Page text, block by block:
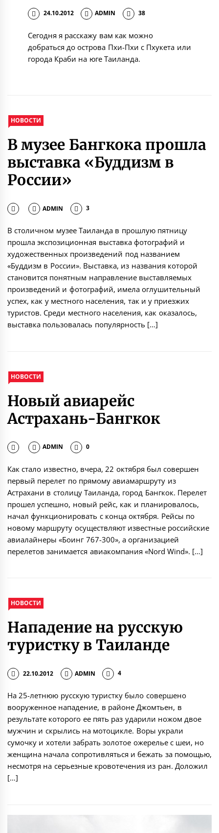
24.10.2012 ADMIN 38
Сегодня я расскажу вам как можно
добраться до острова Пхи-Пхи с Пхукета или
города Краби на юге Таиланда.
НОВОСТИ
В музее Бангкока прошла
выставка «Буддизм в
России»
ADMIN 3
В столичном музее Таиланда в прошлую пятницу
прошла экспозиционная выставка фотографий и
художественных произведений под названием
«Буддизм в России». Выставка, из названия которой
становится понятным направление выставляемых
произведений и фотографий, имела оглушительный
успех, как у местного населения, так и у приезжих
туристов. Среди местного населения, как оказалось,
выставка пользовалась популярность […]
НОВОСТИ
Новый авиарейс
Астрахань-Бангкок
ADMIN 0
Как стало известно, вчера, 22 октября был совершен
первый перелет по прямому авиамаршруту из
Астрахани в столицу Таиланда, город Бангкок. Перелет
прошел успешно, новый рейс, как и планировалось,
начал функционировать с конца октября. Рейсы по
новому маршруту осуществляют известные российские
авиалайнеры «Боинг 767-300», а организацией
перелетов занимается авиакомпания «Nord Wind». […]
НОВОСТИ
Нападение на русскую
туристку в Таиланде
22.10.2012 ADMIN 4
На 25-летнюю русскую туристку было совершено
вооруженное нападение, в районе Джомтьен, в
результате которого ее пять раз ударили ножом двое
мужчин и скрылись на мотоцикле. Воры украли
сумочку и хотели забрать золотое ожерелье с шеи, но
женщина начала сопротивляться и бежать за помощью,
несмотря на серьезные кровотечения из ран. Доложил
[…]